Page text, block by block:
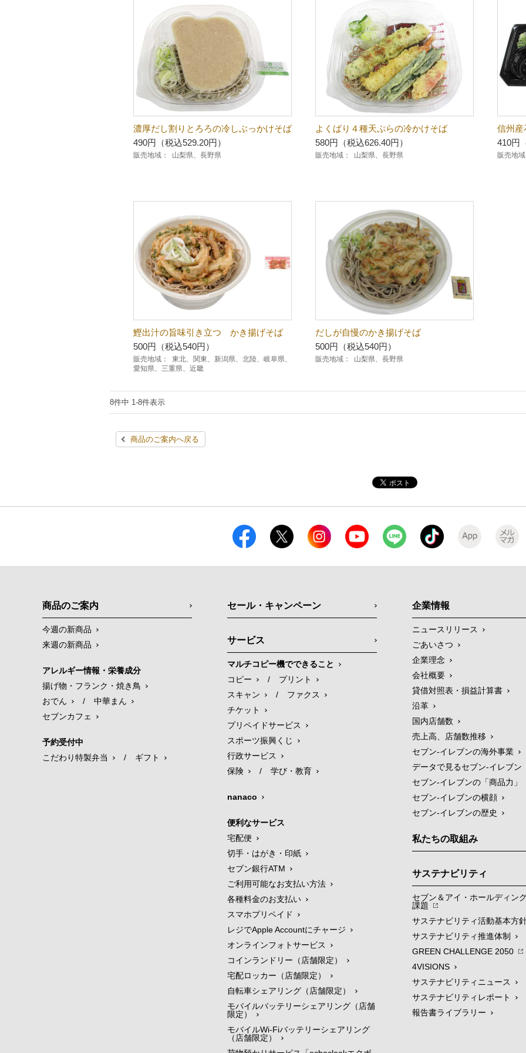
濃厚だし割りとろろの冷しぶっかけそば
490円（税込529.20円）
販売地域： 山梨県、長野県
よくばり４種天ぷらの冷かけそば
580円（税込626.40円）
販売地域： 山梨県、長野県
信州産
410円
販売地域
鰹出汁の旨味引き立つ かき揚げそば
500円（税込540円）
販売地域：
東北、関東、新潟県、北陸、岐阜県、
愛知県、三重県、近畿
だしが自慢のかき揚げそば
500円（税込540円）
販売地域： 山梨県、長野県
8件中 1-8件表示
商品のご案内へ戻る
商品のご案内
今週の新商品
来週の新商品
アレルギー情報・栄養成分
揚げ物・フランク・焼き鳥
おでん
/
中華まん
セブンカフェ
予約受付中
こだわり特製弁当
/ ギフト
セール・キャンペーン
サービス
マルチコピー機でできること
コピー
/
プリント
スキャン
/
ファクス
チケット
プリペイドサービス
スポーツ振興くじ
行政サービス
保険
/ 学び・教育
nanaco
便利なサービス
宅配便
切手・はがき・印紙
セブン銀行ATM
ご利用可能なお支払い方法
各種料金のお支払い
スマホプリペイド
レジでApple Accountにチャージ
オンラインフォトサービス
コインランドリー（店舗限定）
宅配ロッカー（店舗限定）
自転車シェアリング（店舗限定）
モバイルバッテリーシェアリング（店舗
限定）
モバイルWi-Fiバッテリーシェアリング
（店舗限定）
企業情報
ニュースリリース
ごあいさつ
企業理念
会社概要
貸借対照表・損益計算書
沿革
国内店舗数
売上高、店舗数推移
セブン‐イレブンの海外事業
データで見るセブン‐イレブン
セブン‐イレブンの「商品力」
セブン-イレブンの横顔
セブン-イレブンの歴史
私たちの取組み
サステナビリティ
セブン＆アイ・ホールディン
課題
サステナビリティ活動基本方
サステナビリティ推進体制
GREEN CHALLENGE 2050
4VISIONS
サステナビリティニュース
サステナビリティレポート
報告書ライブラリー